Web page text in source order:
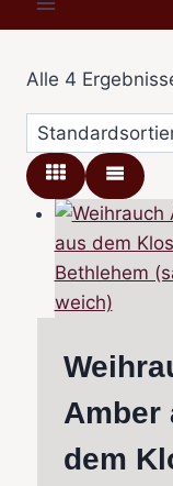
Alle 4
Amber
dem